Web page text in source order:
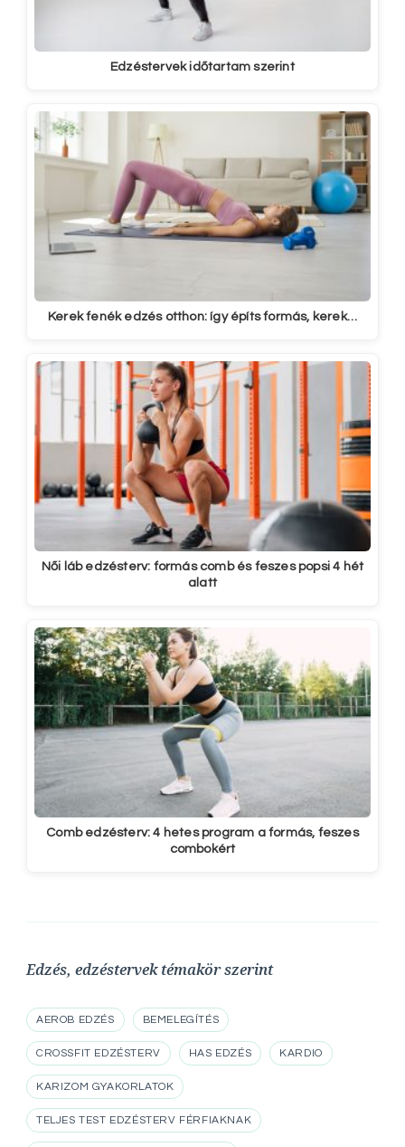
Edzéstervek időtartam szerint
Kerek fenék edzés otthon: így építs formás, kerek…
Női láb edzésterv: formás comb és feszes popsi 4 hét
alatt
Comb edzésterv: 4 hetes program a formás, feszes
combokért
Edzés, edzéstervek témakör szerint
AEROB EDZÉS BEMELEGÍTÉS
CROSSFIT EDZÉSTERV HAS EDZÉS KARDIO
KARIZOM GYAKORLATOK
TELJES TEST EDZÉSTERV FÉRFIAKNAK